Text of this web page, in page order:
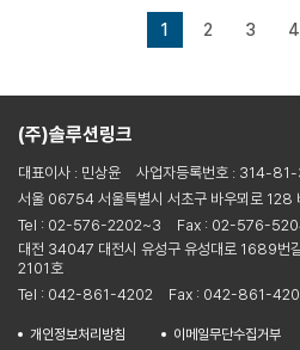
1 2 3 4
(주)솔루션링크
대표이사 : 민상윤
사업자등록번호 : 314-
서울 06754 서울특별시 서초구 바우뫼로 128
Tel : 02-576-2202~3
Fax : 02-576-
대전 34047 대전시 유성구 유성대로 1689번
2101호
Tel : 042-861-4202
Fax : 042-861-
개인정보처리방침
이메일무단수집거부